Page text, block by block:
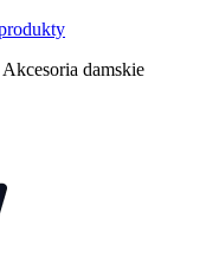
Akcesoria damskie